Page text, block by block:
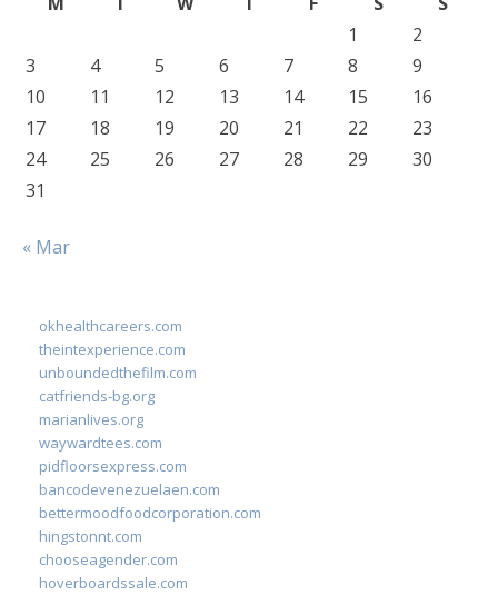
1
2
3
4 5 6 7 8
9
10
11 12 13 14 15
16
17
18 19 20 21 22
23
24
25 26 27 28 29
30
31
« Mar
okhealthcareers.com
theintexperience.com
unboundedthefilm.com
catfriends-bg.org
marianlives.org
waywardtees.com
pidfloorsexpress.com
bancodevenezuelaen.com
bettermoodfoodcorporation.com
hingstonnt.com
chooseagender.com
hoverboardssale.com